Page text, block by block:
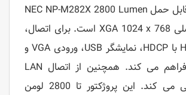
پروژکتور DLP قابل حمل NEC NP-M282X 2800 Lumen
دارای وضوح اصلی XGA 1024 x 768 است. برای اتصال،
دو ورودی HDMI با HDCP، نمایشگر USB، ورودی VGA و
موارد دیگر را فراهم می کند. همچنین از اتصال LAN
سیمی پشتیبانی می کند. این پروژکتور تا 2800 لومن